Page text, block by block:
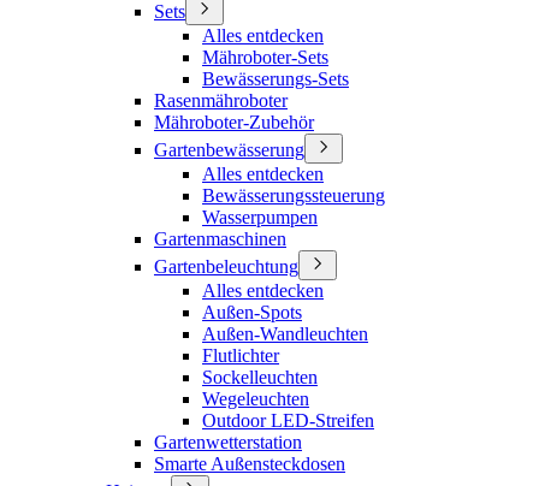
Sets
Alles entdecken
Mähroboter-Sets
Bewässerungs-Sets
Rasenmähroboter
Mähroboter-Zubehör
Gartenbewässerung
Alles entdecken
Bewässerungssteuerung
Wasserpumpen
Gartenmaschinen
Gartenbeleuchtung
Alles entdecken
Außen-Spots
Außen-Wandleuchten
Flutlichter
Sockelleuchten
Wegeleuchten
Outdoor LED-Streifen
Gartenwetterstation
Smarte Außensteckdosen